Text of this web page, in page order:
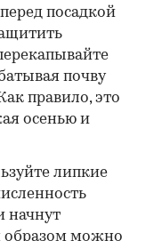
перед посадкой
почву
правило, это
осенью и
липкие
начнут
образом можно